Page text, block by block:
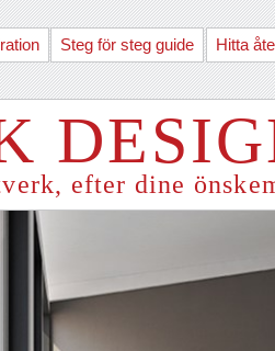
Steg för steg guide Hitta
efter dine